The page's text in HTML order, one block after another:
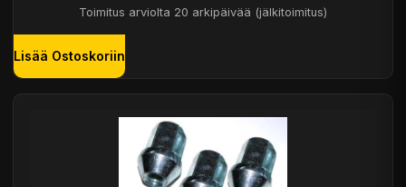
Toimitus arviolta 20 arkipäivää (jälkitoimitus)
Lisää Ostoskoriin